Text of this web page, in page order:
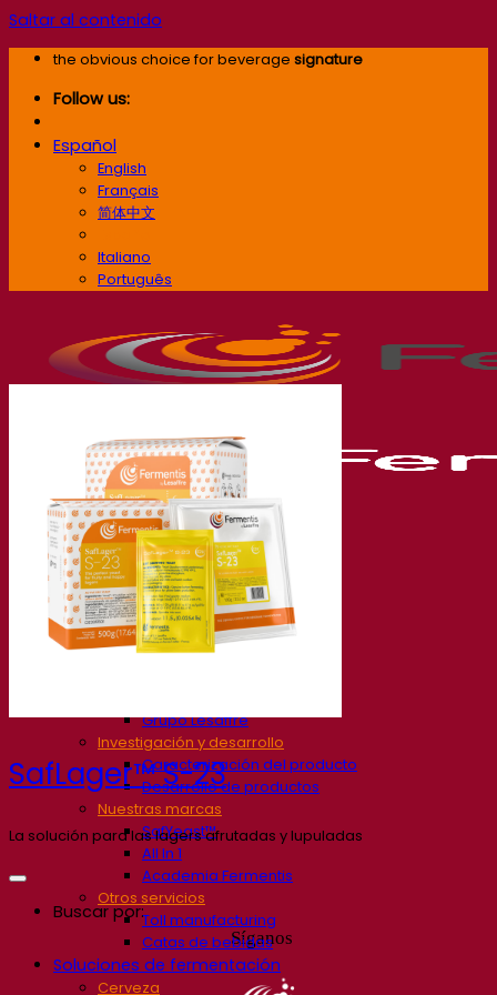
Saltar al contenido
the obvious choice for beverage signature
Follow us:
Español
English
Français
简体中文
Italiano
Português
Nuestra empresa
Sobre nosotros
Expertos en fermentación
El Campus de Fermentis
Grupo Lesaffre
Investigación y desarrollo
Caracterización del producto
Desarrollo de productos
Nuestras marcas
SafYeast™
All In 1
Academia Fermentis
Otros servicios
Toll manufacturing
Catas de bebidas
Soluciones de fermentación
Cerveza
SafLager™ S-23
La solución para las lagers afrutadas y lupuladas
Síganos
Buscar por: